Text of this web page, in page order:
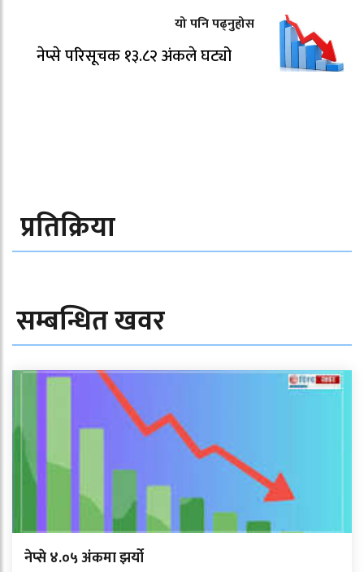
यो पनि पढ्नुहोस
नेप्से परिसूचक १३.८२ अंकले घट्यो
प्रतिक्रिया
सम्बन्धित खवर
नेप्से ४.०५ अंकमा झर्यो